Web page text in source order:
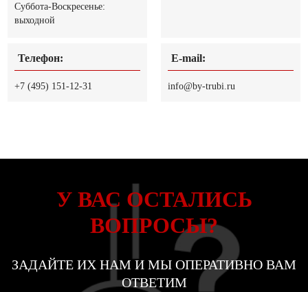
Суббота-Воскресенье:
выходной
Телефон:
+7 (495) 151-12-31
E-mail:
info@by-trubi.ru
У ВАС ОСТАЛИСЬ
ВОПРОСЫ?
ЗАДАЙТЕ ИХ НАМ И МЫ ОПЕРАТИВНО ВАМ
ОТВЕТИМ